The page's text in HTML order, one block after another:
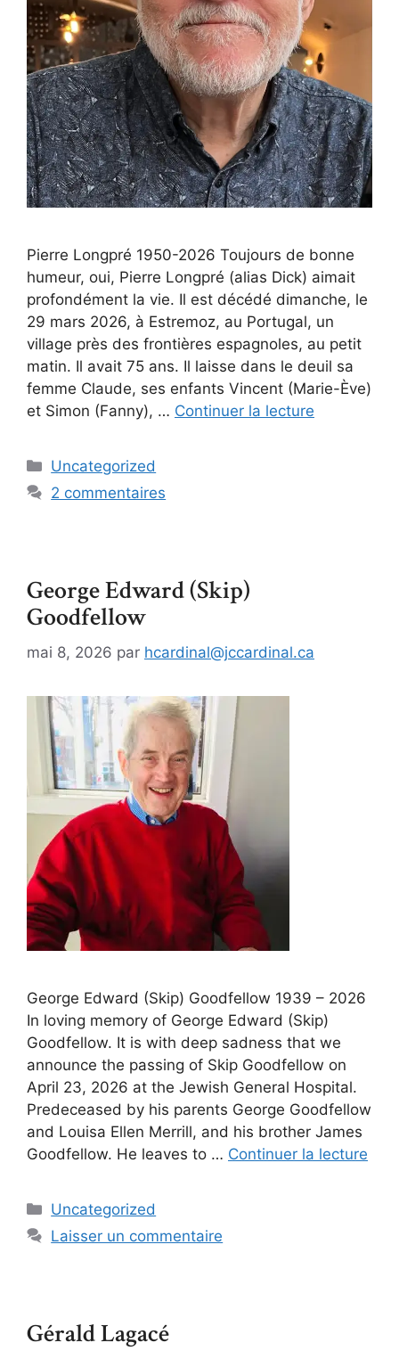
Pierre Longpré 1950-2026 Toujours de bonne
humeur, oui, Pierre Longpré (alias Dick) aimait
profondément la vie. Il est décédé dimanche, le
29 mars 2026, à Estremoz, au Portugal, un
village près des frontières espagnoles, au petit
matin. Il avait 75 ans. Il laisse dans le deuil sa
femme Claude, ses enfants Vincent (Marie-Ève)
et Simon (Fanny), … Continuer la lecture
Uncategorized
2 commentaires
George Edward (Skip)
Goodfellow
mai 8, 2026 par hcardinal@jccardinal.ca
George Edward (Skip) Goodfellow 1939 – 2026
In loving memory of George Edward (Skip)
Goodfellow. It is with deep sadness that we
announce the passing of Skip Goodfellow on
April 23, 2026 at the Jewish General Hospital.
Predeceased by his parents George Goodfellow
and Louisa Ellen Merrill, and his brother James
Goodfellow. He leaves to … Continuer la lecture
Uncategorized
Laisser un commentaire
Gérald Lagacé